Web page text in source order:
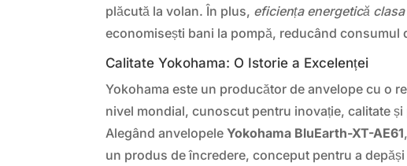
plăcută la volan. În plus, eficiența energetică clasa
economisești bani la pompă, reducând consumul
Calitate Yokohama: O Istorie a Excelenței
Yokohama este un producător de anvelope cu o
nivel mondial, cunoscut pentru inovație, calitate și
Alegând anvelopeleYokohama BluEarth-XT-AE61
un produs de încredere, conceput pentru a depăși